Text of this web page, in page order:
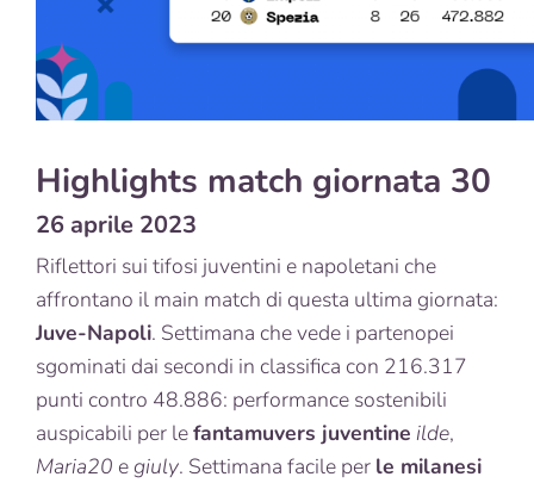
Highlights match giornata 30
26 aprile 2023
Riflettori sui tifosi juventini e napoletani che
affrontano il main match di questa ultima giornata:
Juve-Napoli. Settimana che vede i partenopei
sgominati dai secondi in classifica con 216.317
punti contro 48.886: performance sostenibili
auspicabili per lefantamuvers juventine ilde,
Maria20 egiuly. Settimana facile per le milanesi